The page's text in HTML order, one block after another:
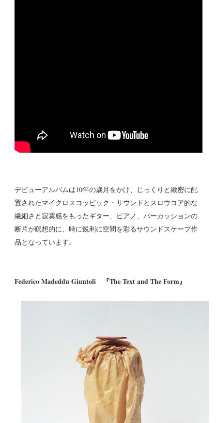
デビューアルバムは10年の歳月をかけ、じっくりと緻密に配
置されたマイクロスコッピック・サウンドとスロウコア的な
繊細さと寂寞感をもったギター、ピアノ、パーカッションの
断片が瞑想的に、時に鋭利に空間を彩るサウンドスケープ作
品となっています。
Federico Madeddu Giuntoli 『The Text and The Form』